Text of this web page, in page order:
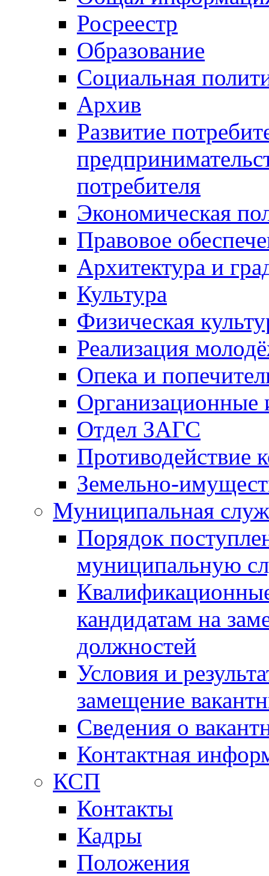
Росреестр
Образование
Социальная
Архив
Развитие
потребителя
Экономическая
Правовое
Архитектура и
Культура
Физическая
Реализация
Опека и
Отдел ЗАГС
Противодействие
Земельно-
Муниципальная
Порядок
муниципальную
кандидатам на
должностей
Условия и
замещение
Сведения о
Контактная
КСП
Контакты
Кадры
Положения